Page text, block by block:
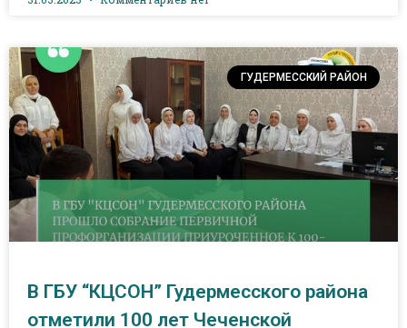
ГУДЕРМЕССКИЙ РАЙОН
В ГБУ “КЦСОН” Гудермесского района
отметили 100 лет Чеченской